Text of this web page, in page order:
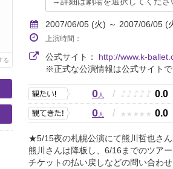
る
2007/06/05 (火) ～ 2007/06/05 (
上演時間：
公式サイト： http://www.k-
※正式な公演情報は公式サイトで
0人 / ♪ ♪ ♪ ♪ ♪ 0.0
0人 / ★ ★ ★ ★ ★ 0.0
★5/15夜の札幌公演にて熊川哲也さん
熊川さんは降板し、6/16までのツア
チケットの払い戻しなどの問い合わ